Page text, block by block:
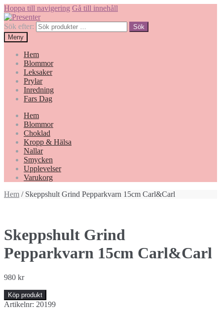
Hoppa till navigering Gå till innehåll
Sök efter:
Sök
Meny
Hem
Blommor
Leksaker
Prylar
Inredning
Fars Dag
Hem
Blommor
Choklad
Kropp & Hälsa
Nallar
Smycken
Upplevelser
Varukorg
Hem / Skeppshult Grind Pepparkvarn 15cm Carl&Carl
Skeppshult Grind
Pepparkvarn 15cm Carl&Carl
980 kr
Köp produkt
Artikelnr: 20199